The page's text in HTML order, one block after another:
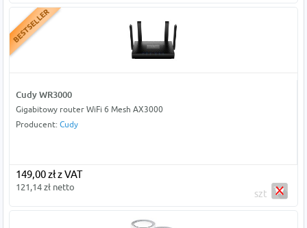
Cudy WR3000
Gigabitowy router WiFi 6 Mesh AX3000
Producent: Cudy
149,00 zł z VAT
121,14 zł netto
szt